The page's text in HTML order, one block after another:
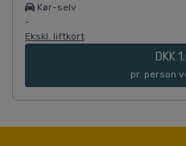
Kør-selv
-
Ekskl. liftkort
DKK
pr. person